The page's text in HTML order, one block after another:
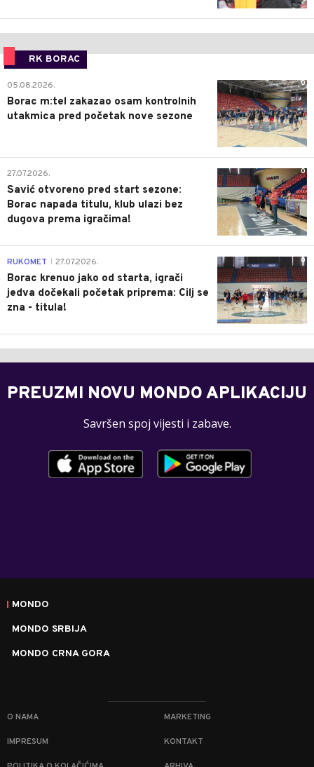
RK BORAC
0
05.08.2026.
Borac m:tel zakazao osam kontrolnih
utakmica pred početak nove sezone
0
27.07.2026.
Savić otvoreno pred start sezone:
Borac napada titulu, klub ulazi bez
dugova prema igračima!
0
RUKOMET 27.07.2026.
Borac krenuo jako od starta, igrači
jedva dočekali početak priprema: Cilj se
zna - titula!
PREUZMI NOVU MONDO APLIKACIJU
Savršen spoj vijesti i zabave.
MONDO
MONDO SRBIJA
MONDO CRNA GORA
O NAMA MARKETING
IMPRESUM KONTAKT